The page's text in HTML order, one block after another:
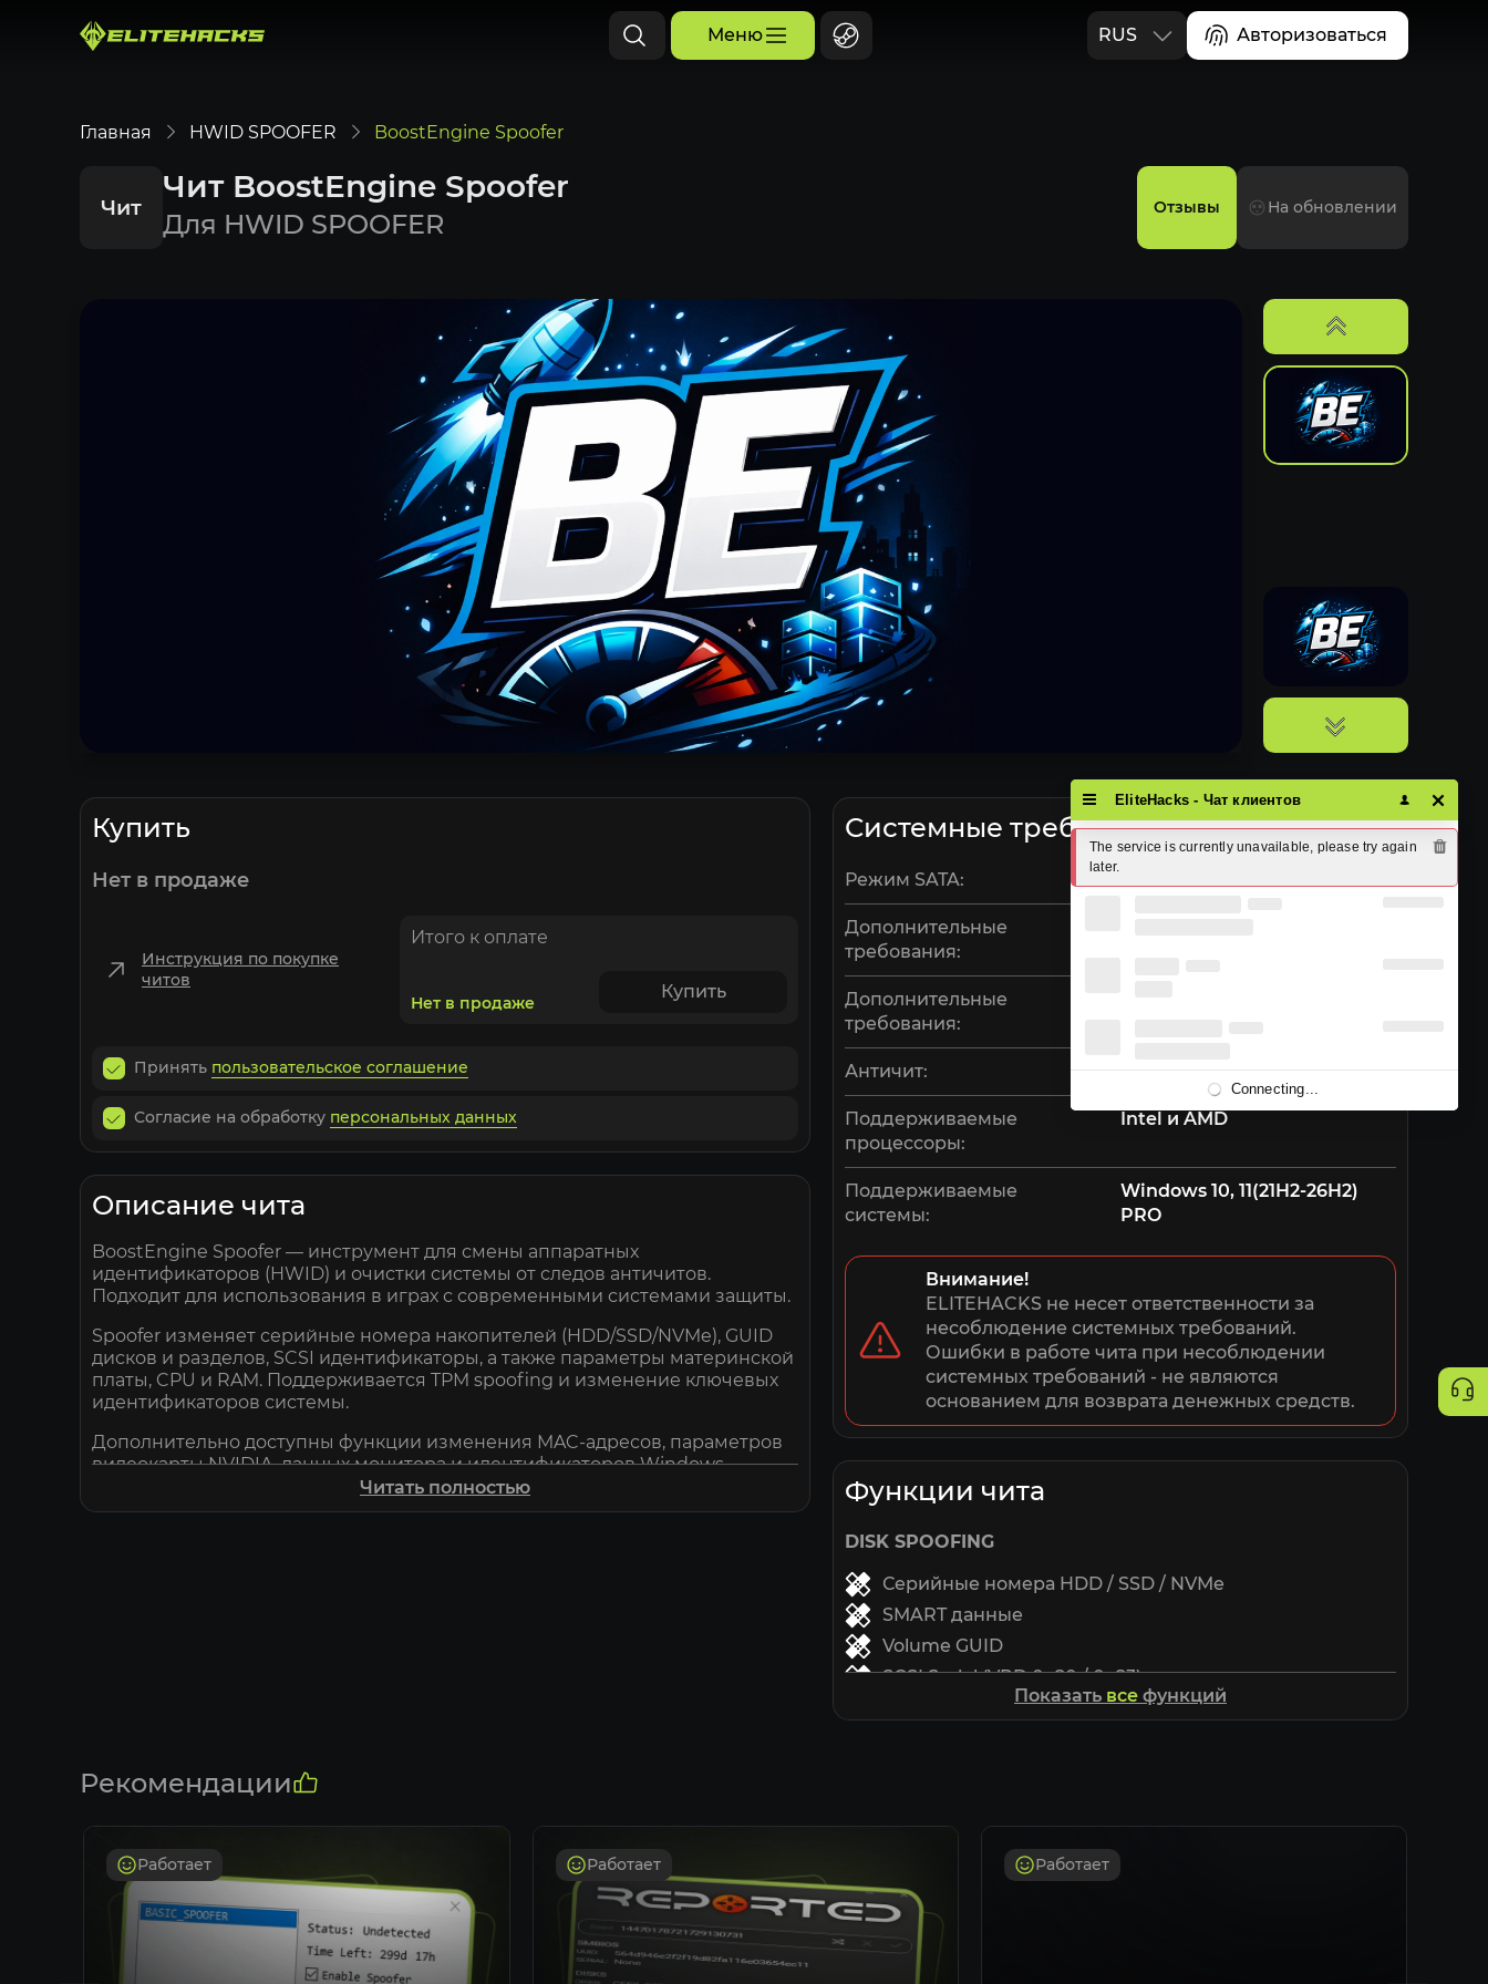
Меню
RUS
Авторизоваться
Главная HWID SPOOFER BoostEngine Spoofer
Чит
Чит BoostEngine Spoofer
Для HWID SPOOFER
Отзывы На обновлении
Купить
Нет в продаже
Инструкция по покупке
читов
Итого к оплате
Нет в продаже
Купить
Принять пользовательское соглашение
Согласие на обработку персональных данных
Описание чита
BoostEngine Spoofer — инструмент для смены аппаратных
идентификаторов (HWID) и очистки системы от следов античитов.
Подходит для использования в играх с современными системами защиты.
Spoofer изменяет серийные номера накопителей (HDD/SSD/NVMe), GUID
дисков и разделов, SCSI идентификаторы, а также параметры материнской
платы, CPU и RAM. Поддерживается TPM spoofing и изменение ключевых
идентификаторов системы.
Дополнительно доступны функции изменения MAC-адресов, параметров
видеокарты NVIDIA, данных монитора и идентификаторов Windows,
включая MachineGuid, ProductId и другие.
Читать полностью
Системные требования
Режим SATA:
Дополнительные
требования:
Дополнительные
требования:
Античит: EAC/BE/MRAC/VAC/ACE
Поддерживаемые
процессоры:
Intel и AMD
Поддерживаемые
системы:
Windows 10, 11(21H2-26H2)
PRO
Внимание!
ELITEHACKS не несет ответственности за
несоблюдение системных требований.
Ошибки в работе чита при несоблюдении
системных требований - не являются
основанием для возврата денежных средств.
Функции чита
DISK SPOOFING
Серийные номера HDD / SSD / NVMe
SMART данные
Volume GUID
SCSI Serial (VPD 0x80 / 0x83)
GPT Disk GUID и Partition GUID
System UUID и Serial Number
Baseboard Serial и Asset Tag
Chassis Serial и Asset Tag
CPU Serial и Asset Tag
Серийные номера RAM
Дата BIOS
Показать все функций
Рекомендации
Работает Работает Работает
EliteHacks - Чат клиентов
The service is currently unavailable, please try again
later.
Connecting...